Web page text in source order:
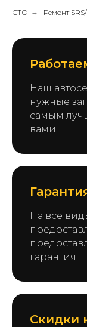
СТО → Ремонт
Наш
нужные
самым
вами
На все
гарантия
Скидки